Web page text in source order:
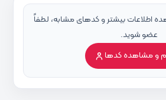
اطلاعات بیشتر و کدهای مشابه، لطفاً
عضو شوید.
و مشاهده کدها